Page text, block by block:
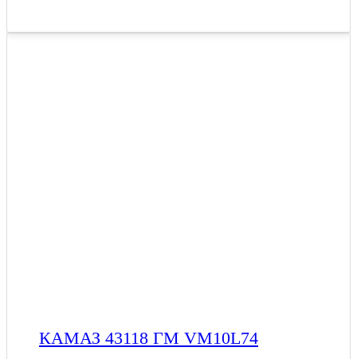
КАМАЗ 43118 ГМ VM10L74